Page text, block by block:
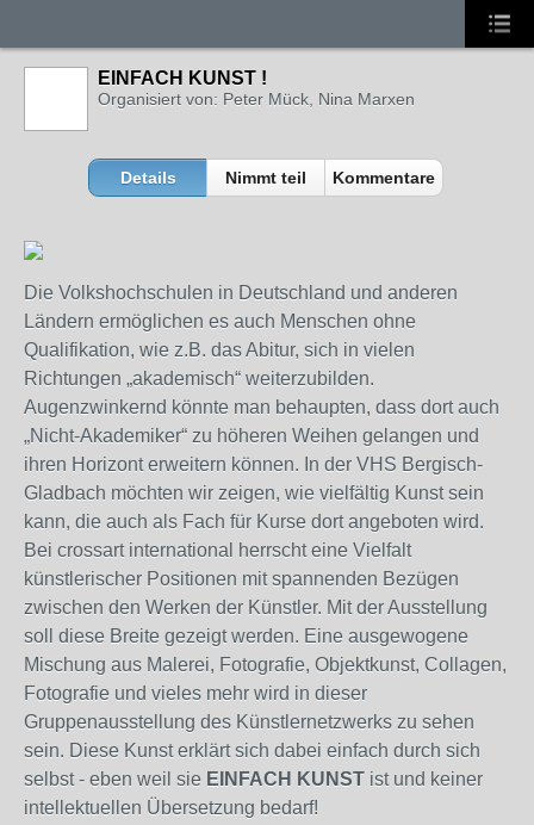
EINFACH KUNST !
Organisiert von: Peter Mück, Nina Marxen
Details Nimmt teil Kommentare
Die Volkshochschulen in Deutschland und anderen
Ländern ermöglichen es auch Menschen ohne
Qualifikation, wie z.B. das Abitur, sich in vielen
Richtungen „akademisch“ weiterzubilden.
Augenzwinkernd könnte man behaupten, dass dort auch
„Nicht-Akademiker“ zu höheren Weihen gelangen und
ihren Horizont erweitern können. In der VHS Bergisch-
Gladbach möchten wir zeigen, wie vielfältig Kunst sein
kann, die auch als Fach für Kurse dort angeboten wird.
Bei crossart international herrscht eine Vielfalt
künstlerischer Positionen mit spannenden Bezügen
zwischen den Werken der Künstler. Mit der Ausstellung
soll diese Breite gezeigt werden. Eine ausgewogene
Mischung aus Malerei, Fotografie, Objektkunst, Collagen,
Fotografie und vieles mehr wird in dieser
Gruppenausstellung des Künstlernetzwerks zu sehen
sein. Diese Kunst erklärt sich dabei einfach durch sich
selbst - eben weil sie EINFACH KUNST ist und keiner
intellektuellen Übersetzung bedarf!